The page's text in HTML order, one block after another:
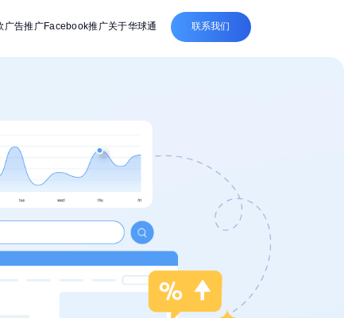
广告推广Facebook推广关于华球通 联系我们